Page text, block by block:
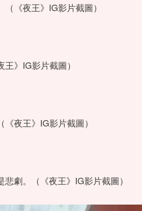
《夜王》IG影片截圖）
》IG影片截圖）
夜王》IG影片截圖）
劇。（《夜王》IG影片截圖）